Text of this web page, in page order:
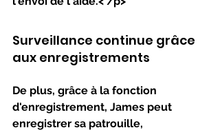
Surveillance continue grâce
aux enregistrements
De plus, grâce à la fonction
d'enregistrement, James peut
enregistrer sa patrouille,